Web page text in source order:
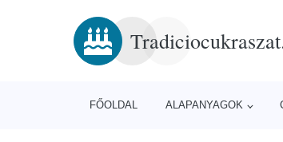
FŐOLDAL ALAPANYAGOK